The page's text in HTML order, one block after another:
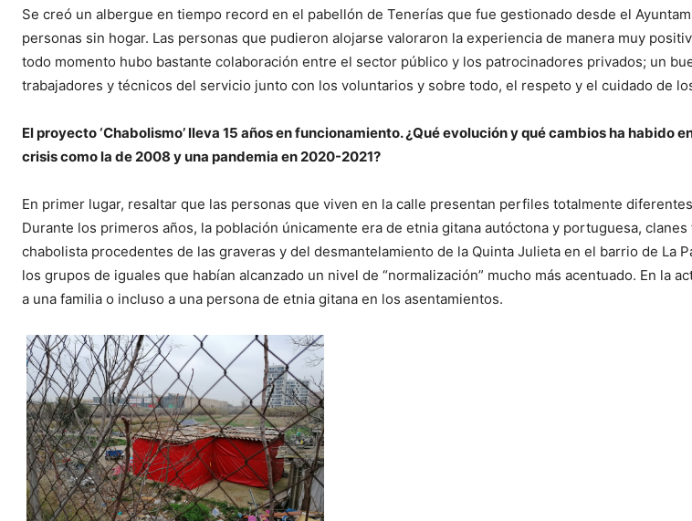
Se creó un albergue en tiempo record en el pabellón de Tenerías que fue gestionado desde el
personas sin hogar. Las personas que pudieron alojarse valoraron la experiencia de manera muy
todo momento hubo bastante colaboración entre el sector público y los patrocinadores privados; un
trabajadores y técnicos del servicio junto con los voluntarios y sobre todo, el respeto y el cuidado de
El proyecto ‘Chabolismo’ lleva 15 años en funcionamiento. ¿Qué evolución y qué cambios ha habido
crisis como la de 2008 y una pandemia en 2020-2021?
En primer lugar, resaltar que las personas que viven en la calle presentan perfiles totalmente
Durante los primeros años, la población únicamente era de etnia gitana autóctona y portuguesa,
chabolista procedentes de las graveras y del desmantelamiento de la Quinta Julieta en el barrio de La
los grupos de iguales que habían alcanzado un nivel de “normalización” mucho más acentuado. En la
a una familia o incluso a una persona de etnia gitana en los asentamientos.